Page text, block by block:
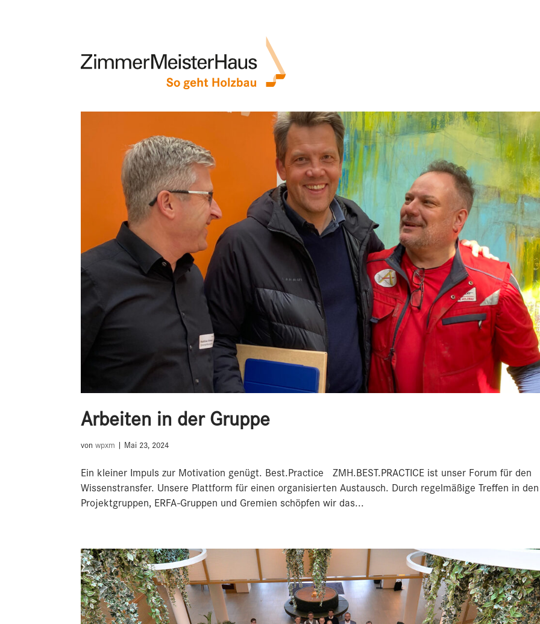
Arbeiten in der Gruppe
vonwpxm Mai 23, 2024
Ein kleiner Impuls zur Motivation genügt. Best.Practice ZMH.BEST.PRACTICE ist unser Forum für den
Wissenstransfer. Unsere Plattform für einen organisierten Austausch. Durch regelmäßige Treffen in den
Projektgruppen, ERFA-Gruppen und Gremien schöpfen wir das...